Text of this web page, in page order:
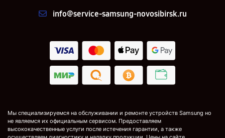
info@service-samsung-novosibirsk.ru
Мы специализируемся на обслуживании и ремонте устройств Samsung но
не являемся их официальным сервисом. Предоставляем
высококачественные услуги после истечения гарантии, а также